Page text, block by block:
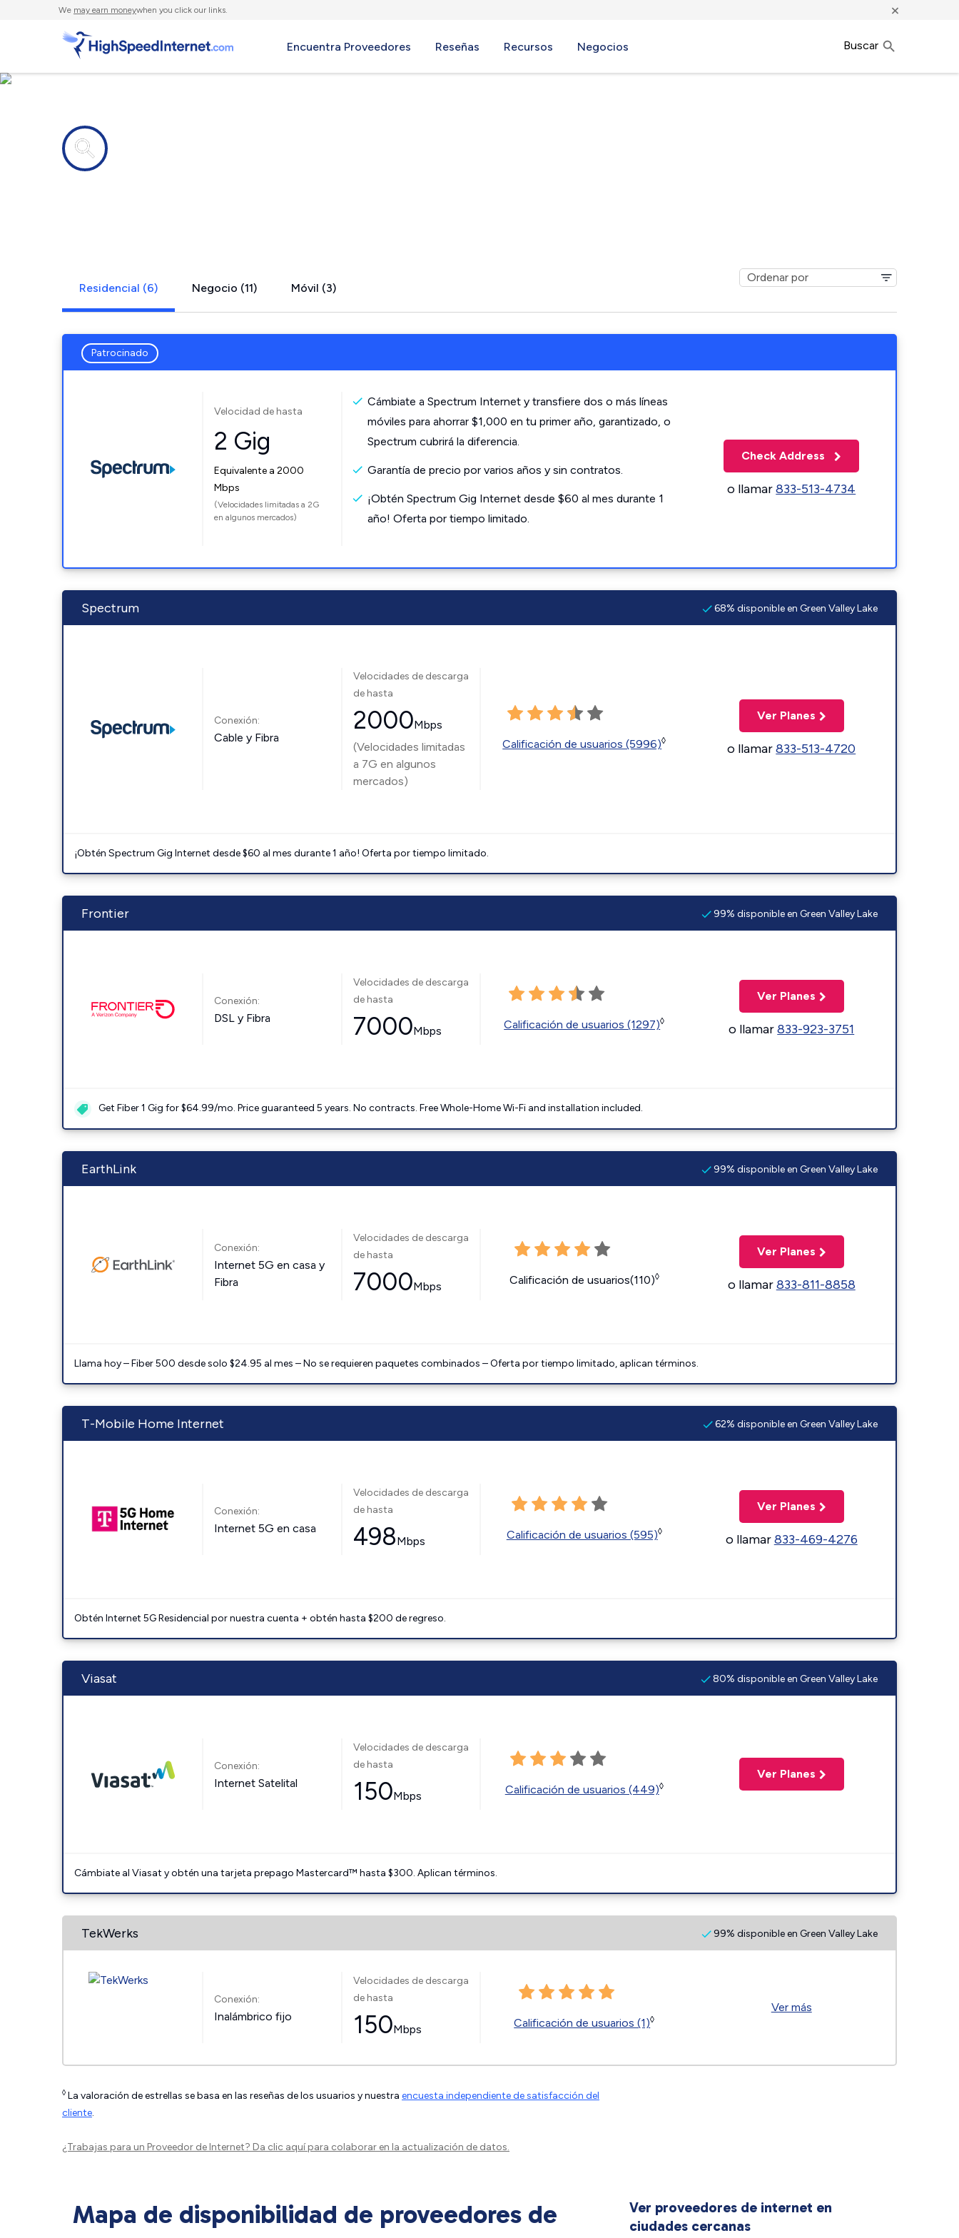
We may earn moneywhen you click our links. ×
Encuentra Proveedores Reseñas Recursos Negocios Buscar
Residencial (6) Negocio (11) Móvil (3)
Patrocinado
Velocidad de hasta
2 Gig
Equivalente a 2000
Mbps
(Velocidades limitadas a 2G
en algunos mercados)
Cámbiate a Spectrum Internet y transfiere dos o más líneas
móviles para ahorrar $1,000 en tu primer año, garantizado, o
Spectrum cubrirá la diferencia.
Garantía de precio por varios años y sin contratos.
¡Obtén Spectrum Gig Internet desde $60 al mes durante 1
año! Oferta por tiempo limitado.
Check Address
o llamar833-513-4734
Spectrum 68% disponible en Green Valley Lake
Conexión:
Cable y Fibra
Velocidades de descarga
de hasta
2000Mbps
(Velocidades limitadas
a 7G en algunos
mercados)
Calificación de usuarios (5996)◊
Ver Planes
o llamar833-513-4720
¡Obtén Spectrum Gig Internet desde $60 al mes durante 1 año! Oferta por tiempo limitado.
Frontier 99% disponible en Green Valley Lake
Conexión:
DSL y Fibra
Velocidades de descarga
de hasta
7000Mbps Calificación de usuarios (1297)◊
Ver Planes
o llamar833-923-3751
Get Fiber 1 Gig for $64.99/mo. Price guaranteed 5 years. No contracts. Free Whole-Home Wi-Fi and installation included.
EarthLink 99% disponible en Green Valley Lake
Conexión:
Internet 5G en casa y
Fibra
Velocidades de descarga
de hasta
7000Mbps Calificación de usuarios(110)◊
Ver Planes
o llamar833-811-8858
Llama hoy – Fiber 500 desde solo $24.95 al mes – No se requieren paquetes combinados – Oferta por tiempo limitado, aplican términos.
T-Mobile Home Internet 62% disponible en Green Valley Lake
Conexión:
Internet 5G en casa
Velocidades de descarga
de hasta
498Mbps Calificación de usuarios (595)◊
Ver Planes
o llamar833-469-4276
Obtén Internet 5G Residencial por nuestra cuenta + obtén hasta $200 de regreso.
Viasat 80% disponible en Green Valley Lake
Conexión:
Internet Satelital
Velocidades de descarga
de hasta
150Mbps Calificación de usuarios (449)◊
Ver Planes
Cámbiate al Viasat y obtén una tarjeta prepago Mastercard™ hasta $300. Aplican términos.
TekWerks 99% disponible en Green Valley Lake
Conexión:
Inalámbrico fijo
Velocidades de descarga
de hasta
150Mbps Calificación de usuarios (1)◊
Ver más
◊ La valoración de estrellas se basa en las reseñas de los usuarios y nuestra encuesta independiente de satisfacción del
cliente.
¿Trabajas para un Proveedor de Internet? Da clic aquípara colaborar en la actualización de datos.
Mapa de disponibilidad de proveedores de
Ver proveedores de internet en
ciudades cercanas